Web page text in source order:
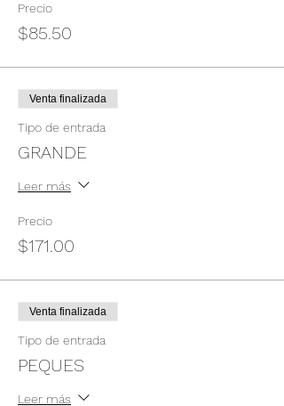
Precio
$85.50
Venta finalizada
Tipo de entrada
GRANDE
Leer más
Precio
$171.00
Venta finalizada
Tipo de entrada
PEQUES
Leer más